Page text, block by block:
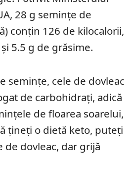
28 g semințe de
conțin 126 de kilocalorii,
5.5 g de grăsime.
semințe, cele de dovleac
de carbohidrați, adică
de floarea soarelui,
țineți o dietă keto, puteți
de dovleac, dar grijă